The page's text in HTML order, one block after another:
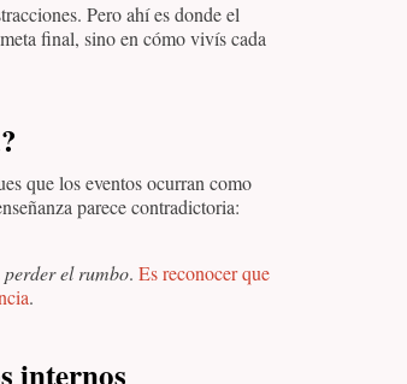
Pero ahí es donde el
final, sino en cómo vivís cada
que los eventos ocurran como
parece contradictoria:
el rumbo. Es reconocer que
.
internos